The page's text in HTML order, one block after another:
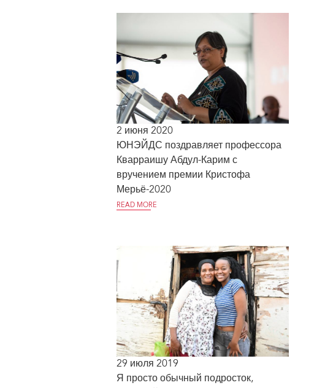
2 июня 2020
ЮНЭЙДС поздравляет профессора
Кварраишу Абдул-Карим с
вручением премии Кристофа
Мерьё-2020
READ MORE
29 июля 2019
Я просто обычный подросток,